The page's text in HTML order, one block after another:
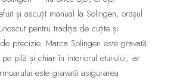
și ascuțit manual la Solingen, orașul
pentru tradiția de cuțite și
precizie. Marca Solingen este gravată
pilă și chiar în interiorul etui-ului, iar
este gravată asigurarea